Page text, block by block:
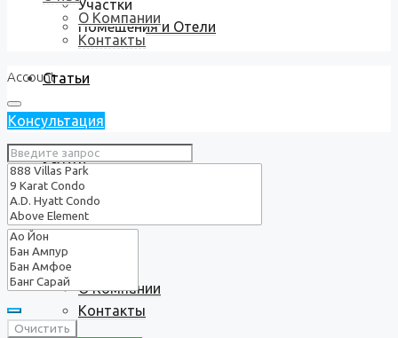
Участки
Помещения и Отели
Статьи
Услуги
О нас
О Компании
Контакты
О Компании
Контакты
Account
Консультация
Очистить